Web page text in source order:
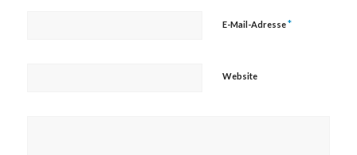
E-Mail-Adresse*
Website